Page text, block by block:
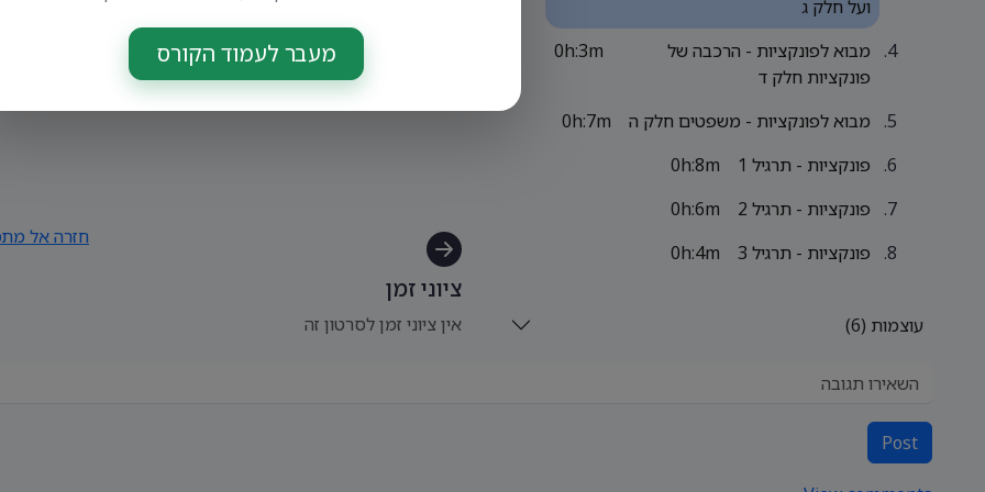
חזרה אל
ציוני זמן
אין ציוני זמן לסרטון זה
ועל חלק ג
מבוא לפונקציות - הרכבה של
פונקציות חלק ד
0h:3m
מבוא לפונקציות - משפטים חלק ה
0h:7m
פונקציות - תרגיל 1
0h:8m
פונקציות - תרגיל 2
0h:6m
פונקציות - תרגיל 3
0h:4m
עוצמות (6)
Post
מעבר לעמוד הקורס